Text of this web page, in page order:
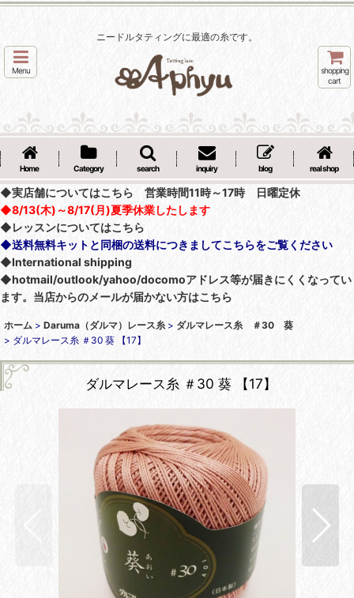
ニードルタティングに最適の糸です。
Menu
shopping
cart
Home Category search inquiry blog real shop
◆実店舗についてはこちら 営業時間11時～17時 日曜定休
◆8/13(木)～8/17(月)夏季休業したします
◆レッスンについてはこちら
◆送料無料キットと同梱の送料につきましてこちらをご覧ください
◆International shipping
◆hotmail/outlook/yahoo/docomoアドレス等が届きにくくなってい
ます。当店からのメールが届かない方はこちら
ホーム > Daruma（ダルマ）レース糸 > ダルマレース糸 ＃30 葵
> ダルマレース糸 ＃30 葵 【17】
ダルマレース糸 ＃30 葵 【17】